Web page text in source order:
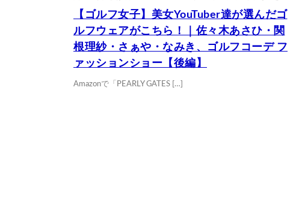
【ゴルフ女子】美女YouTuber達が選んだゴ
ルフウェアがこちら！｜佐々木あさひ・関
根理紗・さぁや・なみき、ゴルフコーデ フ
ァッションショー【後編】
Amazonで「PEARLY GATES […]